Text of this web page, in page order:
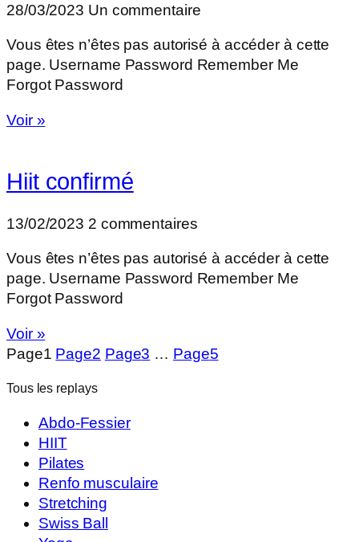
28/03/2023 Un commentaire
Vous êtes n’êtes pas autorisé à accéder à cette
page. Username Password Remember Me
Forgot Password
Voir »
Hiit confirmé
13/02/2023 2 commentaires
Vous êtes n’êtes pas autorisé à accéder à cette
page. Username Password Remember Me
Forgot Password
Voir »
Page1 Page2 Page3 … Page5
Tous les replays
Abdo-Fessier
HIIT
Pilates
Renfo musculaire
Stretching
Swiss Ball